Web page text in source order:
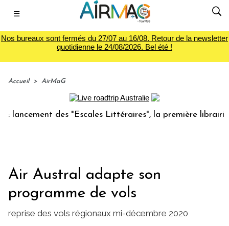
☰
Nos bureaux sont fermés du 27/07 au 16/08. Retour de la newsletter
quotidienne le 24/08/2026. Bel été !
Accueil > AirMaG
des "Escales Littéraires", la première librairie du
Air Austral adapte son
programme de vols
reprise des vols régionaux mi-décembre 2020